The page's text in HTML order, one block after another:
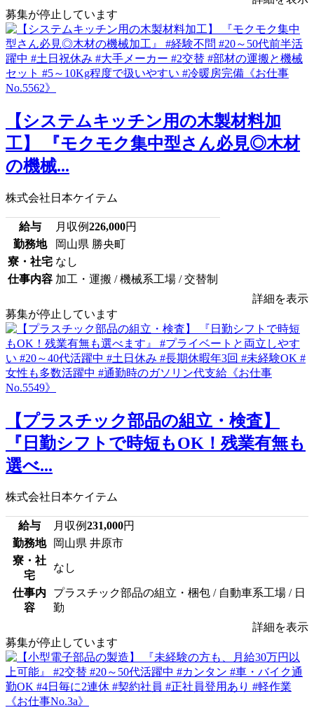
募集が停止しています
【システムキッチン用の木製材料加
工】 『モクモク集中型さん必見◎木材
の機械...
株式会社日本ケイテム
給与 月収例226,000円
勤務地
岡山県 勝央町
寮・社宅 なし
仕事内容 加工・運搬 / 機械系工場 / 交替制
詳細を表示
募集が停止しています
【プラスチック部品の組立・検査】
『日勤シフトで時短もOK！残業有無も
選べ...
株式会社日本ケイテム
給与 月収例231,000円
勤務地
岡山県 井原市
寮・社
宅
なし
仕事内
容
プラスチック部品の組立・梱包 / 自動車系工場 / 日
勤
詳細を表示
募集が停止しています